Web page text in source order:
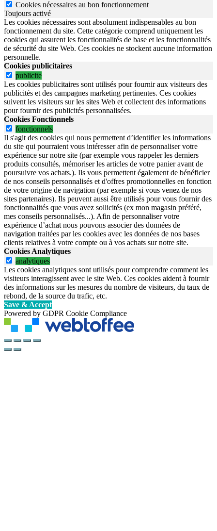
Cookies nécessaires au bon fonctionnement
Toujours activé
Les cookies nécessaires sont absolument indispensables au bon
fonctionnement du site. Cette catégorie comprend uniquement les
cookies qui assurent les fonctionnalités de base et les fonctionnalités
de sécurité du site Web. Ces cookies ne stockent aucune information
personnelle.
Cookies publicitaires
publicite
Les cookies publicitaires sont utilisés pour fournir aux visiteurs des
publicités et des campagnes marketing pertinentes. Ces cookies
suivent les visiteurs sur les sites Web et collectent des informations
pour fournir des publicités personnalisées.
Cookies Fonctionnels
fonctionnels
Il s'agit des cookies qui nous permettent d’identifier les informations
du site qui pourraient vous intéresser afin de personnaliser votre
expérience sur notre site (par exemple vous rappeler les derniers
produits consultés, mémoriser les articles de votre panier avant de
poursuivre vos achats.). Ils vous permettent également de bénéficier
de nos conseils personnalisés et d'offres promotionnelles en fonction
de votre origine de navigation (par exemple si vous venez de nos
sites partenaires). Ils peuvent aussi être utilisés pour vous fournir des
fonctionnalités que vous avez sollicités (ex mon magasin préféré,
mes conseils personnalisés...). Afin de personnaliser votre
expérience d’achat nous pouvons associer des données de
navigation traitées par les cookies avec les données de nos bases
clients relatives à votre compte ou à vos achats sur notre site.
Cookies Analytiques
analytiques
Les cookies analytiques sont utilisés pour comprendre comment les
visiteurs interagissent avec le site Web. Ces cookies aident à fournir
des informations sur les mesures du nombre de visiteurs, du taux de
rebond, de la source du trafic, etc.
Save & Accept
Powered by GDPR Cookie Compliance